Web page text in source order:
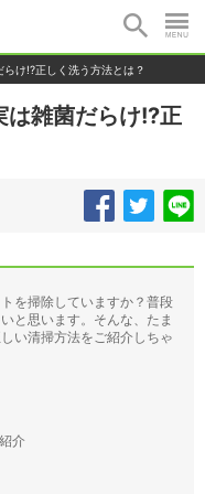
け!?正しく洗う方法とは？
は雑菌だらけ!?正
を掃除していますか？普段
と思います。そんな、たま
い清掃方法をご紹介しちゃ
介